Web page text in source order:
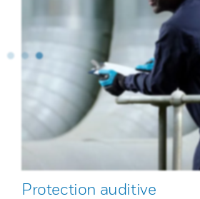
Protection auditive